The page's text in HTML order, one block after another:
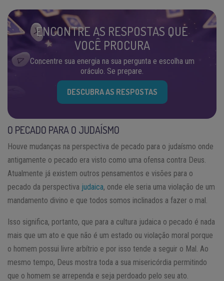
ENCONTRE AS RESPOSTAS QUE
VOCÊ PROCURA
Concentre sua energia na sua pergunta e escolha um
oráculo. Se prepare.
DESCUBRA AS RESPOSTAS
O PECADO PARA O JUDAÍSMO
Houve mudanças na perspectiva de pecado para o judaísmo onde
antigamente o pecado era visto como uma ofensa contra Deus.
Atualmente já existem outros pensamentos e visões para o
pecado da perspectiva judaica, onde ele seria uma violação de um
mandamento divino e que todos somos inclinados a fazer o mal.
Isso significa, portanto, que para a cultura judaica o pecado é nada
mais que um ato e que não é um estado ou violação moral porque
o homem possui livre arbítrio e por isso tende a seguir o Mal. Ao
mesmo tempo, Deus mostra toda a sua misericórdia permitindo
que o homem se arrependa e seja perdoado pelo seu ato.